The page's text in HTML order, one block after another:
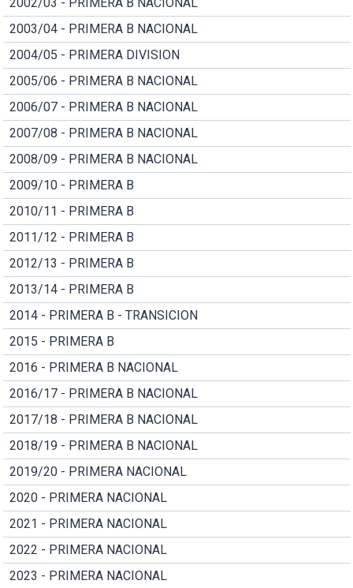
2003/04 - PRIMERA B NACIONAL
2004/05 - PRIMERA DIVISION
2005/06 - PRIMERA B NACIONAL
2006/07 - PRIMERA B NACIONAL
2007/08 - PRIMERA B NACIONAL
2008/09 - PRIMERA B NACIONAL
2009/10 - PRIMERA B
2010/11 - PRIMERA B
2011/12 - PRIMERA B
2012/13 - PRIMERA B
2013/14 - PRIMERA B
2014 - PRIMERA B - TRANSICION
2015 - PRIMERA B
2016 - PRIMERA B NACIONAL
2016/17 - PRIMERA B NACIONAL
2017/18 - PRIMERA B NACIONAL
2018/19 - PRIMERA B NACIONAL
2019/20 - PRIMERA NACIONAL
2020 - PRIMERA NACIONAL
2021 - PRIMERA NACIONAL
2022 - PRIMERA NACIONAL
2023 - PRIMERA NACIONAL